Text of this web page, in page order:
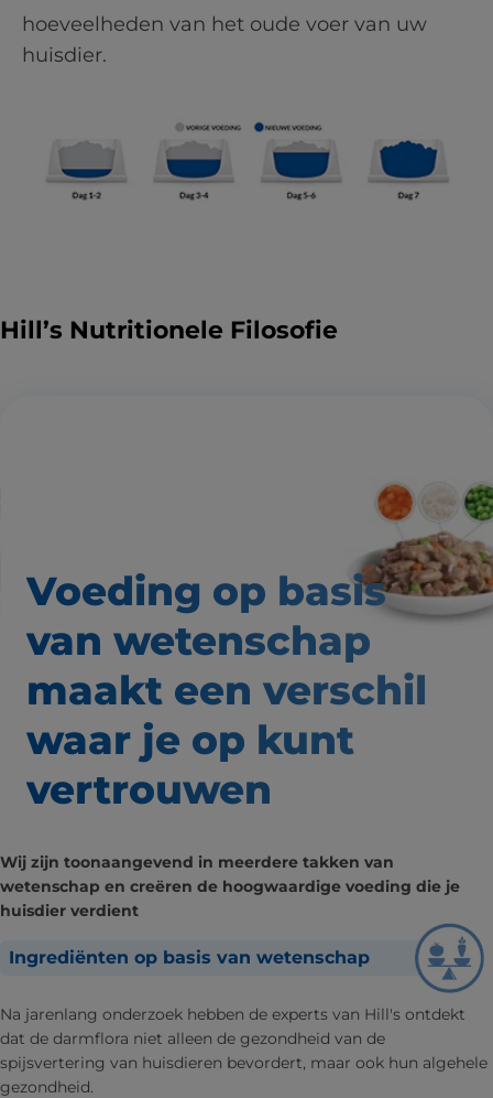
hoeveelheden van het oude voer van uw
huisdier.
Hill’s Nutritionele Filosofie
Voeding op basis
van wetenschap
maakt een verschil
waar je op kunt
vertrouwen
Wij zijn toonaangevend in meerdere takken van
wetenschap en creëren de hoogwaardige voeding die je
huisdier verdient
Ingrediënten op basis van wetenschap
Na jarenlang onderzoek hebben de experts van Hill's ontdekt
dat de darmflora niet alleen de gezondheid van de
spijsvertering van huisdieren bevordert, maar ook hun algehele
gezondheid.